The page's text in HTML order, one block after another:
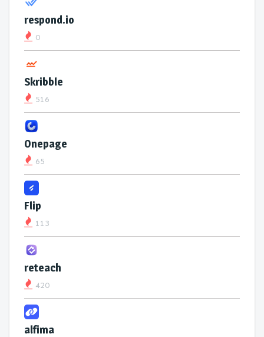
respond.io
0
Skribble
516
Onepage
65
Flip
113
reteach
420
alfima